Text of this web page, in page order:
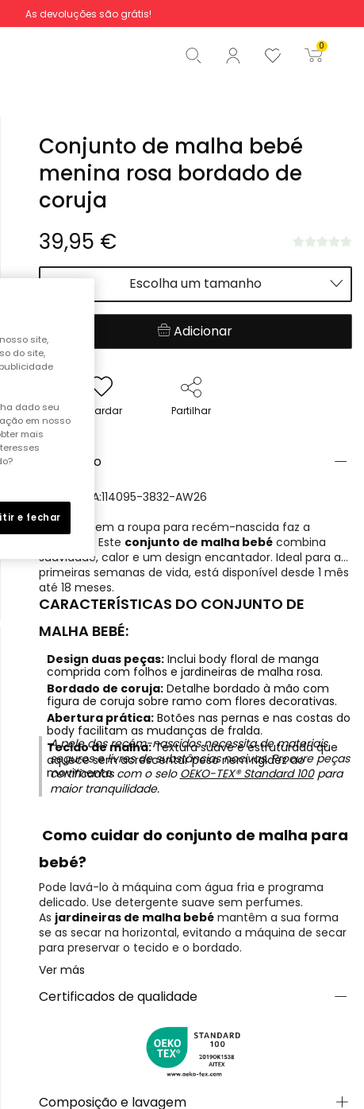
As devoluções são grátis!
0
Total 0,00 €
Iniciar ordem
Conjunto de malha bebé
menina rosa bordado de
coruja
39,95 €
Escolha um tamanho
Adicionar
Guardar Partilhar
Descrição
REFERÊNCIA:114095-3832-AW26
Escolher bem a roupa para recém-nascida faz a
diferença. Este conjunto de malha bebécombina
suavidade, calor e um design encantador. Ideal para as
primeiras semanas de vida, está disponível desde 1 mês
até 18 meses.
CARACTERÍSTICAS DO CONJUNTO DE
MALHA BEBÉ:
Design duas peças:Inclui body floral de manga
comprida com folhos e jardineiras de malha rosa.
Bordado de coruja:Detalhe bordado à mão com
figura de coruja sobre ramo com flores decorativas.
Abertura prática:Botões nas pernas e nas costas do
body facilitam as mudanças de fralda.
Tecido de malha:Textura suave e estruturada que
aquece sem acrescentar peso nem rigidez ao
movimento.
A pele dos recém-nascidos necessita de materiais
seguros e livres de substâncias nocivas. Procure peças
certificadas com o selo OEKO-TEX® Standard 100para
maior tranquilidade.
Como cuidar do conjunto de malha para
bebé?
Pode lavá-lo à máquina com água fria e programa
delicado. Use detergente suave sem perfumes.
As jardineiras de malha bebémantêm a sua forma
se as secar na horizontal, evitando a máquina de secar
para preservar o tecido e o bordado.
Ver más
Certificados de qualidade
Composição e lavagem
site,
do site,
dado seu
em nosso
mais
e fechar